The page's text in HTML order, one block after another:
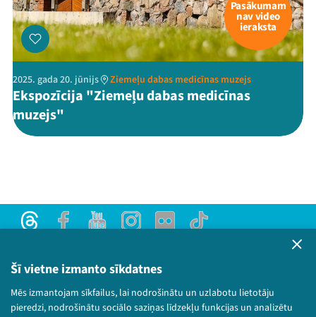
Šī vietne izmanto sīkdatnes
Mēs izmantojam sīkfailus, lai nodrošinātu un uzlabotu lietotāju
pieredzi, nodrošinātu sociālo saziņas līdzekļu funkcijas un analizētu
Pasākumam
nav video
ieraksta
2025. gada 20. jūnijs Ziemeļu dabas medicīnas muzejs
Ekspozīcija "Ziemeļu dabas medicīnas
muzejs"
ThreadsFacebookYoutubeInstagram
Flick TikTok
Privātuma politika
Lietošanas noteikumi un sīkdatņu politika
Bērnu aizsardzības politika